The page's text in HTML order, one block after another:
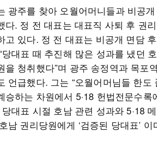
광주를 찾아 오월어머니들과 비공
다. 정 전 대표는 대표직 사퇴 후 권
고 있다. 정 전 대표는 비공개 면담
당대표 때 추진해 많은 성과를 냈던
을 청취했다”며 광주 송정역과 목포
언급했다. 그는 “오월어머님들 한도
승하는 차원에서 5·18 헌법전문수
대표 시절 호남 관련 성과와 5·18
남 권리당원에게 ‘검증된 당대표’